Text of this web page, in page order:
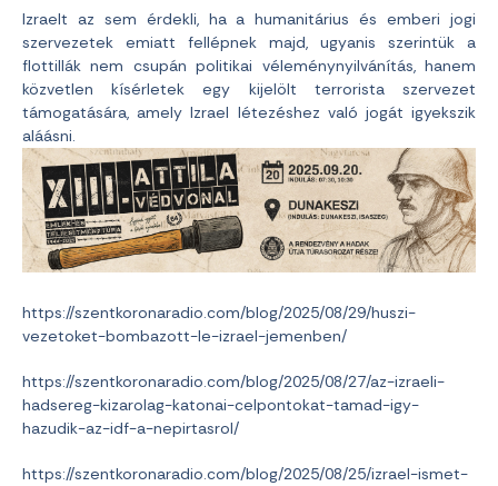
Izraelt az sem érdekli, ha a humanitárius és emberi jogi
szervezetek emiatt fellépnek majd, ugyanis szerintük a
flottillák nem csupán politikai véleménynyilvánítás, hanem
közvetlen kísérletek egy kijelölt terrorista szervezet
támogatására, amely Izrael létezéshez való jogát igyekszik
aláásni.
https://szentkoronaradio.com/blog/2025/08/29/huszi-
vezetoket-bombazott-le-izrael-jemenben/
https://szentkoronaradio.com/blog/2025/08/27/az-izraeli-
hadsereg-kizarolag-katonai-celpontokat-tamad-igy-
hazudik-az-idf-a-nepirtasrol/
https://szentkoronaradio.com/blog/2025/08/25/izrael-ismet-